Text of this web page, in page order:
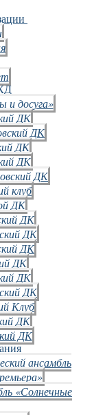
и досуга»
ДК
ДК
ДК
ДК
ДК
клуб
ДК
ДК
ДК
ДК
ДК
ДК
ДК
Клуб
ДК
ДК
ансамбль
«Солнечные